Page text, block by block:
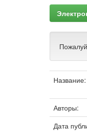
Название:
Авторы:
Дата